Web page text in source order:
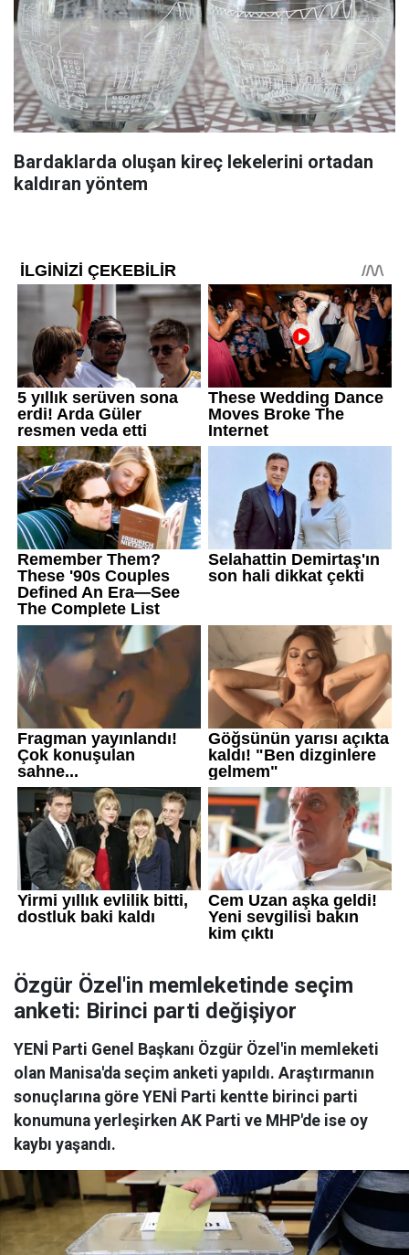
Bardaklarda oluşan kireç lekelerini ortadan
kaldıran yöntem
Özgür Özel'in memleketinde seçim
anketi: Birinci parti değişiyor
YENİ Parti Genel Başkanı Özgür Özel'in memleketi
olan Manisa'da seçim anketi yapıldı. Araştırmanın
sonuçlarına göre YENİ Parti kentte birinci parti
konumuna yerleşirken AK Parti ve MHP'de ise oy
kaybı yaşandı.